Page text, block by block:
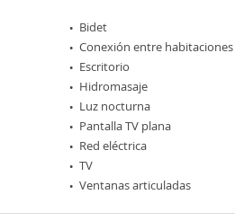
Bidet
Conexión entre habitaciones
Escritorio
Hidromasaje
Luz nocturna
Pantalla TV plana
Red eléctrica
TV
Ventanas articuladas